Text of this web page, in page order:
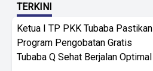
TERKINI
Ketua I TP PKK Tubaba Pastikan
Program Pengobatan Gratis
Tubaba Q Sehat Berjalan Optimal